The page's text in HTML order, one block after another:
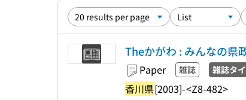
Theかがわ : みんなの県
Paper 雑誌 雑誌タ
香川県[2003]-<Z8-482>